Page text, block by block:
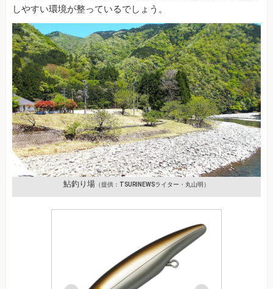
しやすい環境が整っているでしょう。
鮎釣り場 （提供：TSURINEWSライター・丸山明）